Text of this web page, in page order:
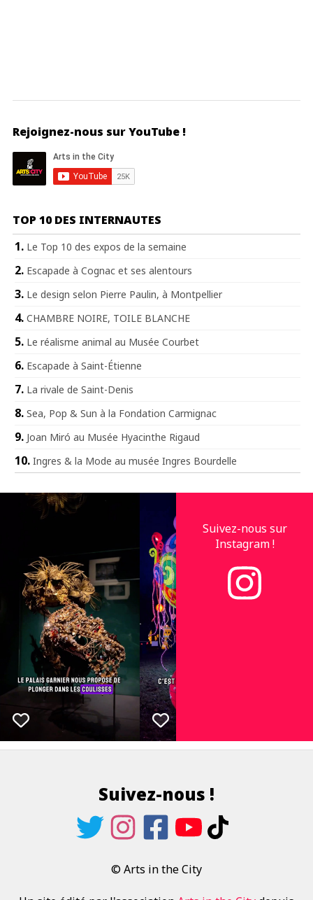
Rejoignez-nous sur YouTube !
TOP 10 DES INTERNAUTES
Le Top 10 des expos de la semaine
Escapade à Cognac et ses alentours
Le design selon Pierre Paulin, à Montpellier
CHAMBRE NOIRE, TOILE BLANCHE
Le réalisme animal au Musée Courbet
Escapade à Saint-Étienne
La rivale de Saint-Denis
Sea, Pop & Sun à la Fondation Carmignac
Joan Miró au Musée Hyacinthe Rigaud
Ingres & la Mode au musée Ingres Bourdelle
Suivez-nous sur
Instagram !
Suivez-nous !
© Arts in the City